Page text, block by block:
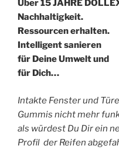
Über 15 JAHRE
Nachhaltigkeit.
Ressourcen erhalten.
Intelligent sanieren
für Deine Umwelt und
für Dich…
Intakte Fenster und
Gummis nicht mehr
als würdest Du Dir ein
Profil der Reifen